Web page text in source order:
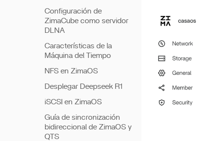
Configuración de
ZimaCube como servidor
DLNA
Características de la
Máquina del Tiempo
NFS en ZimaOS
Desplegar Deepseek R1
iSCSI en ZimaOS
Guía de sincronización
bidireccional de ZimaOS y
QTS